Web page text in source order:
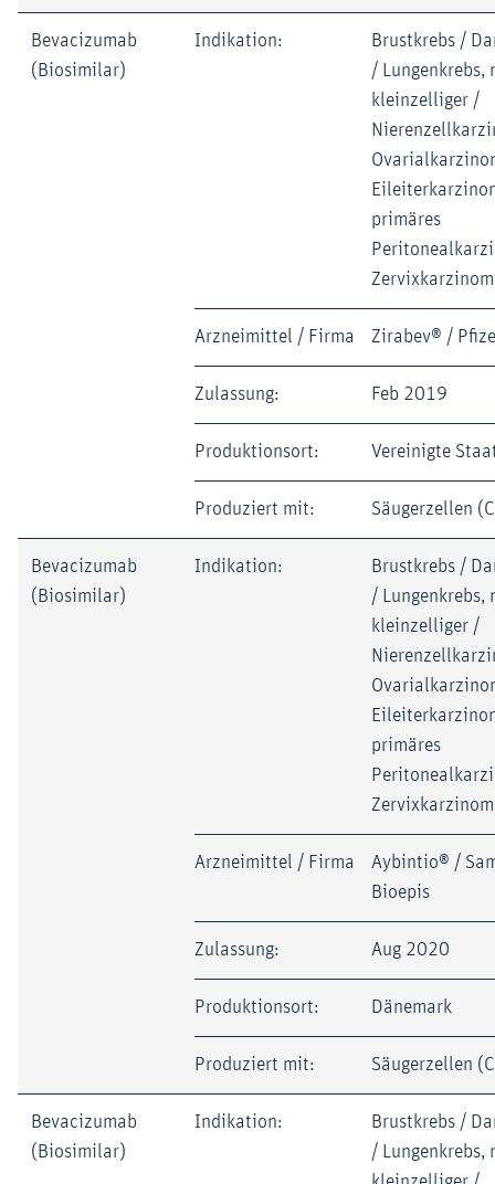
Bevacizumab
(Biosimilar)
Indikation:
Brustkrebs /
/ Lungenkrebs,
kleinzelliger /
primäres
Zervixkarzinom
Arzneimittel / Firma Zirabev® /
Zulassung: Feb 2019
Produktionsort: Vereinigte
Produziert mit: Säugerzellen
Bevacizumab
(Biosimilar)
Indikation:
Brustkrebs /
/ Lungenkrebs,
kleinzelliger /
primäres
Zervixkarzinom
Arzneimittel / Firma
Aybintio® /
Bioepis
Zulassung: Aug 2020
Produktionsort: Dänemark
Produziert mit: Säugerzellen
Bevacizumab
(Biosimilar)
Indikation:
Brustkrebs /
/ Lungenkrebs,